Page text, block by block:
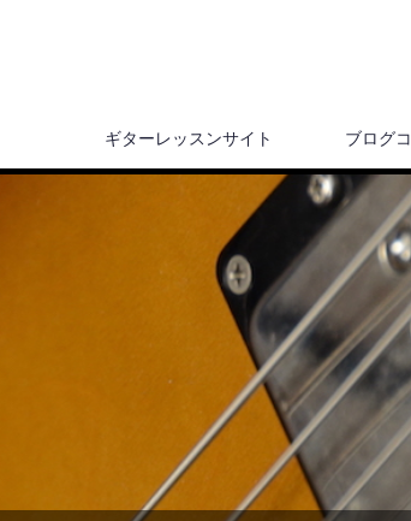
ギターレッスンサイト ブログ